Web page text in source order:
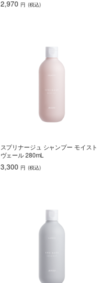
2,970 円 (税込)
スプリナージュ シャンプー モイスト
ヴェール 280mL
3,300 円 (税込)